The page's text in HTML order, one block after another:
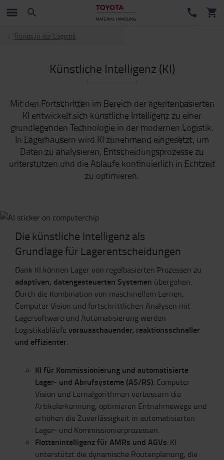
Trends in der Logistik
Künstliche Intelligenz (KI)
Mit den Fortschritten im Bereich der agentenbasierten
KI entwickelt sich künstliche Intelligenz zu einer
grundlegenden Technologie in der modernen Logistik.
In Lagerhäusern wird KI zunehmend eingesetzt, um
Daten zu analysieren, Entscheidungsprozesse zu
unterstützen und die Abläufe kontinuierlich in Echtzeit
zu optimieren.
Die künstliche Intelligenz als
Grundlage für Lagerentscheidungen
Dank KI können Lager von regelbasierten Prozessen zu
adaptiven, datengesteuerten Systemen übergehen.
Durch die Kombination von maschinellem Lernen,
Computer Vision und fortschrittlichen Analysen mit
Lagersoftware und Automatisierung werden
Logistikabläufe vorausschauender, reaktionsschneller
und effizienter.
KI für Kommissionierung und automatisierte
Lager- und Abrufsysteme (AS/RS): Computer
Vision und Lernalgorithmen verbessern die
Artikelerkennung, optimieren Entnahmewege und
erhöhen die Zuverlässigkeit in automatisierten
Lager- und Kommissionierprozessen.
Flottenintelligenz für AMRs und AGVs: KI
unterstützt die dynamische Routenplanung, die